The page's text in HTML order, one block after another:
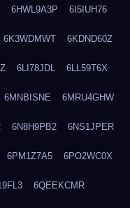
6HWL9A3P 6I5IUH76
6K3WDMWT 6KDND60Z
6LI78JDL 6LL59T6X
6MNBISNE 6MRU4GHW
6N8H9PB2 6NS1JPER
6PM1Z7A5 6PO2WC0X
6QEEKCMR